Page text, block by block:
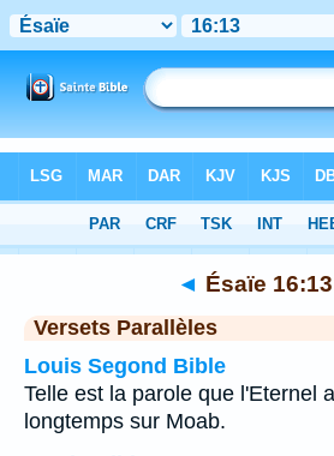
Chapitre 16> Verset 13
◄ Ésaïe 16:13
Versets Parallèles
Louis Segond Bible
Telle est la parole que l'Eternel
longtemps sur Moab.